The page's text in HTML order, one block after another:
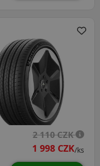
2 110 CZK
1 998 CZK/ks